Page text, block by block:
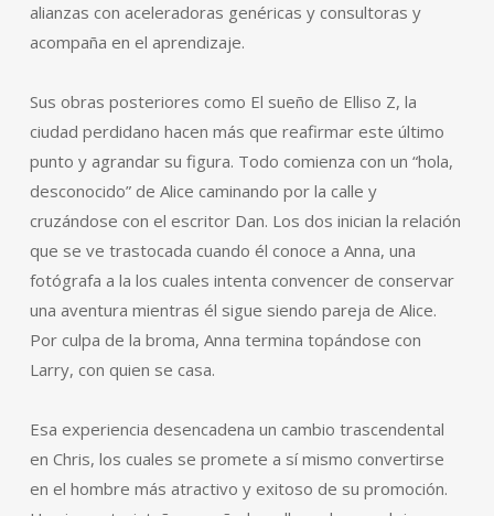
alianzas con aceleradoras genéricas y consultoras y
acompaña en el aprendizaje.
Sus obras posteriores como El sueño de Elliso Z, la
ciudad perdidano hacen más que reafirmar este último
punto y agrandar su figura. Todo comienza con un “hola,
desconocido” de Alice caminando por la calle y
cruzándose con el escritor Dan. Los dos inician la relación
que se ve trastocada cuando él conoce a Anna, una
fotógrafa a la los cuales intenta convencer de conservar
una aventura mientras él sigue siendo pareja de Alice.
Por culpa de la broma, Anna termina topándose con
Larry, con quien se casa.
Esa experiencia desencadena un cambio trascendental
en Chris, los cuales se promete a sí mismo convertirse
en el hombre más atractivo y exitoso de su promoción.